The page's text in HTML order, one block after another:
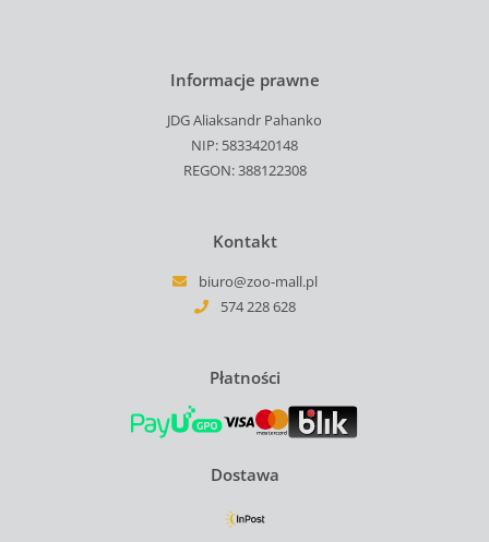
Informacje prawne
JDG Aliaksandr Pahanko
NIP: 5833420148
REGON: 388122308
Kontakt
biuro@zoo-mall.pl
574 228 628
Płatności
Dostawa